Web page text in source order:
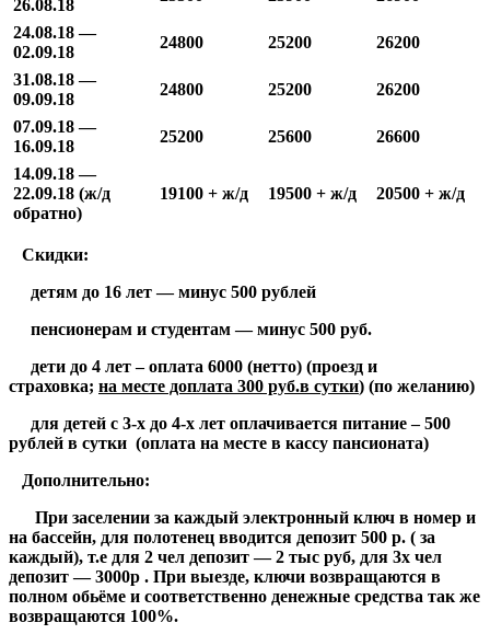
26.08.18
24.08.18 —
02.09.18
24800 25200
26200
31.08.18 —
09.09.18
24800 25200
26200
07.09.18 —
16.09.18
25200 25600
26600
14.09.18 —
22.09.18 (ж/д
обратно)
19100 + ж/д 19500 + ж/д 20500 + ж/д
Скидки:
детям до 16 лет — минус 500 рублей
пенсионерам и студентам — минус 500 руб.
дети до 4 лет – оплата 6000 (нетто) (проезд и
страховка; на месте доплата 300 руб.в сутки) (по желанию)
для детей с 3-х до 4-х лет оплачивается питание – 500
рублей в сутки (оплата на месте в кассу пансионата)
Дополнительно:
При заселении за каждый электронный ключ в номер и
на бассейн, для полотенец вводится депозит 500 р. ( за
каждый), т.е для 2 чел депозит — 2 тыс руб, для 3х чел
депозит — 3000р . При выезде, ключи возвращаются в
полном обьёме и соответственно денежные средства так же
возвращаются 100%.